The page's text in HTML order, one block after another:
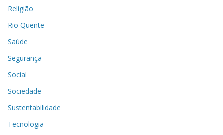
Religião
Rio Quente
Saúde
Segurança
Social
Sociedade
Sustentabilidade
Tecnologia